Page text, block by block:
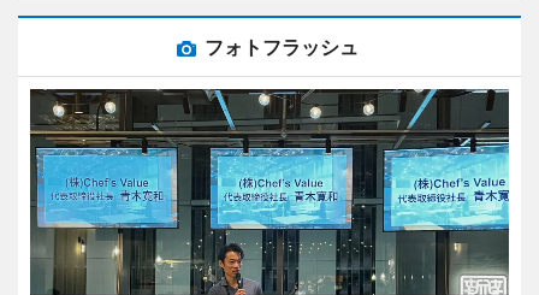
フォトフラッシュ